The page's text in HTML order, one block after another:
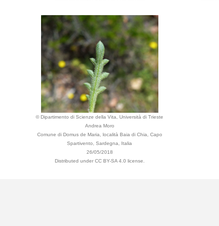
© Dipartimento di Scienze della Vita, Università di Trieste
Andrea Moro
Comune di Domus de Maria, località Baia di Chia, Capo
Spartivento, Sardegna, Italia
26/05/2018
Distributed under CC BY-SA 4.0 license.